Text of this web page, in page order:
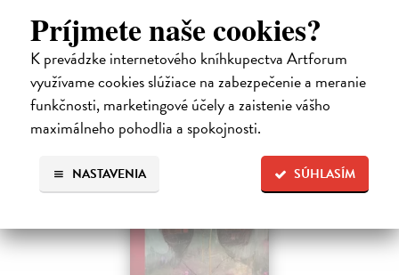
Príjmete naše cookies?
K prevádzke internetového kníhkupectva Artforum
využívame cookies slúžiace na zabezpečenie a meranie
funkčnosti, marketingové účely a zaistenie vášho
maximálneho pohodlia a spokojnosti.
SÚHLASÍM
NASTAVENIA
14,85 €
16,50 € ?